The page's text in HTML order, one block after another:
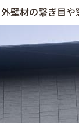
壁材の繋ぎ目や